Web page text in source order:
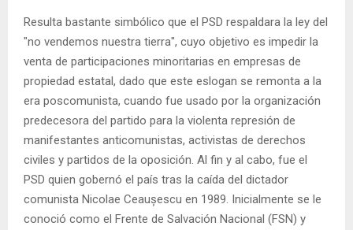
Resulta bastante simbólico que el PSD respaldara la ley del
"no vendemos nuestra tierra", cuyo objetivo es impedir la
venta de participaciones minoritarias en empresas de
propiedad estatal, dado que este eslogan se remonta a la
era poscomunista, cuando fue usado por la organización
predecesora del partido para la violenta represión de
manifestantes anticomunistas, activistas de derechos
civiles y partidos de la oposición. Al fin y al cabo, fue el
PSD quien gobernó el país tras la caída del dictador
comunista Nicolae Ceaușescu en 1989. Inicialmente se le
conoció como el Frente de Salvación Nacional (FSN) y